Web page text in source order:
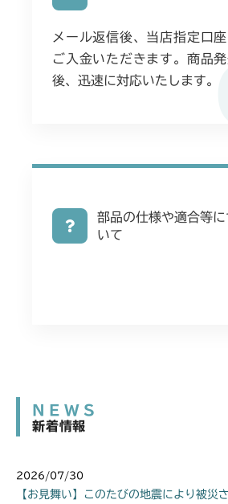
メール返信後、当店指定口
ご入金いただきます。商品
後、迅速に対応いたします。
部品の仕様や適合等に
いて
NEWS
新着情報
2026/07/30
【お見舞い】このたびの地震により被災